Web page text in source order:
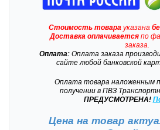
Стоимость товарауказана
Доставкаоплачиваетсяпо
заказа.
Оплата: Оплата заказа
сайте любой банковской
Оплата товара наложенным
получении в ПВЗ
ПРЕДУСМОТРЕНА!
Цена на товар